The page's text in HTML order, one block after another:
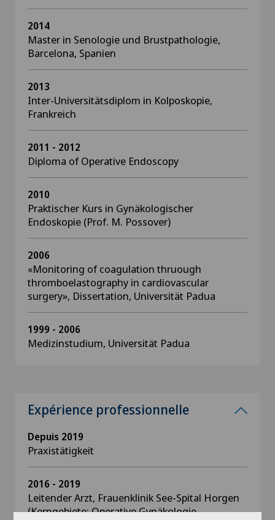
2014
Master in Senologie und Brustpathologie,
Barcelona, Spanien
2013
Inter-Universitätsdiplom in Kolposkopie,
Frankreich
2011 - 2012
Diploma of Operative Endoscopy
2010
Praktischer Kurs in Gynäkologischer
Endoskopie (Prof. M. Possover)
2006
«Monitoring of coagulation thruough
thromboelastography in cardiovascular
surgery», Dissertation, Universität Padua
1999 - 2006
Medizinstudium, Universität Padua
Expérience professionnelle
Depuis 2019
Praxistätigkeit
2016 - 2019
Leitender Arzt, Frauenklinik See-Spital Horgen
(Kerngebiete: Operative Gynäkologie,